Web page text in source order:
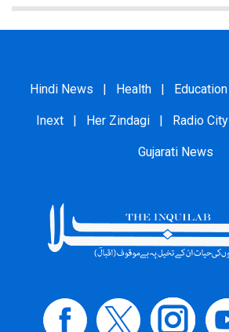
Hindi News Health Education
Inext Her Zindagi Radio City
Gujarati News